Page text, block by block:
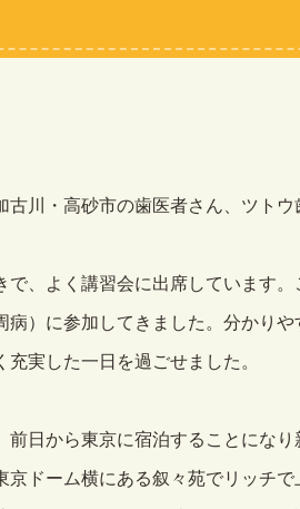
古川・高砂市の歯医者さん、ツト
で、よく講習会に出席しています
病）に参加してきました。分かり
充実した一日を過ごせました。
前日から東京に宿泊することにな
京ドーム横にある叙々苑でリッチ